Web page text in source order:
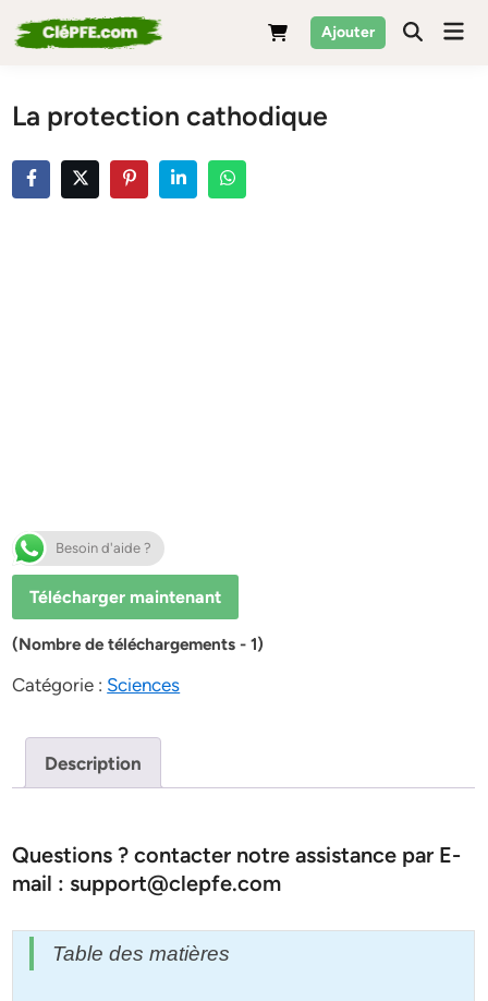
to
Ajouter
La protection cathodique
Besoin d'aide ?
Télécharger maintenant
(Nombre de téléchargements - 1)
Catégorie : Sciences
Description
Questions ? contacter notre assistance par E-
mail : support@clepfe.com
Table des matières